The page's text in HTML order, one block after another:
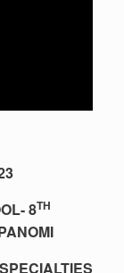
8TH